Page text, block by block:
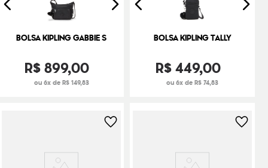
BOLSA KIPLING GABBIE S
R$899,00
ou 6x de R$ 149,83
BOLSA KIPLING TALLY
R$449,00
ou 6x de R$ 74,83